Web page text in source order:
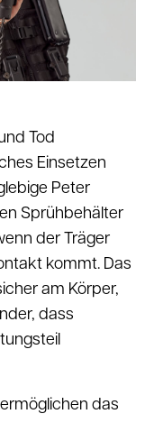
Tod
Einsetzen
Peter
Sprühbehälter
der Träger
kommt. Das
am Körper,
dass
das